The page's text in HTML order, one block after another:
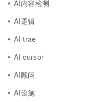
AI内容检测
AI逻辑
AI trae
AI cursor
AI顾问
AI设施